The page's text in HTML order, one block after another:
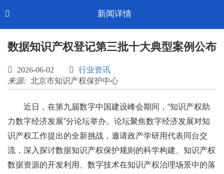
CN-中文
 新闻详情
数据知识产权登记第三批十大典型案例公布
 2026-06-02 
行业资讯
来源: 北京市知识产权保护中心
近日，在第九届数字中国建设峰会期间，“知识产权助
力数字经济发展”分论坛举办。论坛聚焦数字经济发展对知
识产权工作提出的全新挑战，邀请政产学研用代表同台交
流，深入探讨数据知识产权保护规则的科学构建、知识产权
数据资源的开发利用、数字技术在知识产权治理场景中的落